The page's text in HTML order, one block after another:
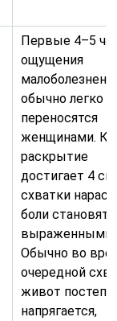
Первые 4–5
ощущения
обычно легко
переносятся
женщинами.
раскрытие
достигает 4 см
схватки
боли
выраженными.
Обычно во
очередной
живот
напрягается,